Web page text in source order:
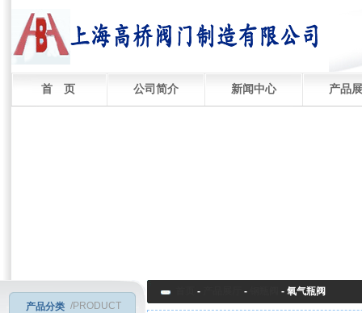
首 页 公司简介 新闻中心 产品
产品分类 /PRODUCT
- - - 氧气瓶阀